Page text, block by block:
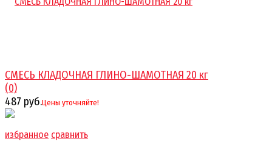
избранное сравнить
СМЕСЬ КЛАДОЧНАЯ ГЛИНО-ШАМОТНАЯ 20 кг
(0)
487 руб.Цены уточняйте!